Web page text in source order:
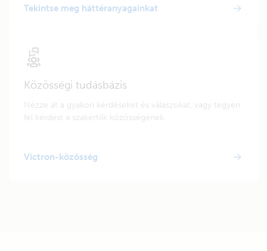
Tekintse meg háttéranyagainkat
Közösségi tudásbázis
Nézze át a gyakori kérdéseket és válaszokat, vagy tegyen
fel kérdést a szakértők közösségének.
Victron-közösség